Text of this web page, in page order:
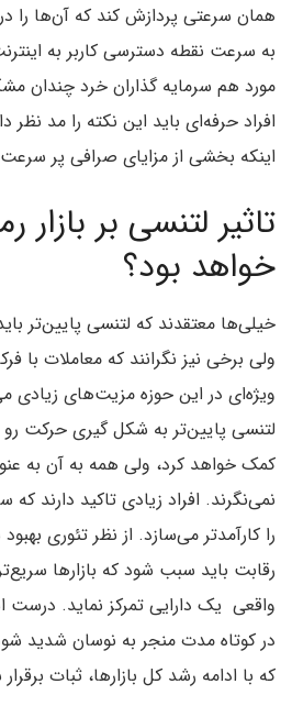
همان سرعتی پردازش کند که آن‌ها را
به سرعت نقطه دسترسی کاربر به
مورد هم سرمایه گذاران خرد چندان
افراد حرفه‌ای باید این نکته را مد نظر
اینکه بخشی از مزایای صرافی پر
تاثیر لتنسی بر بازار
خواهد بود؟
خیلی‌ها معتقدند که لتنسی پایین‌تر باید
ولی برخی نیز نگرانند که معاملات با
ویژه‌ای در این حوزه مزیت‌های زیادی
لتنسی پایین‌تر به شکل گیری حرکت رو
کمک خواهد کرد، ولی همه به آن به
نمی‌نگرند. افراد زیادی تاکید دارند
را کارآمدتر می‌سازد. از نظر تئوری
رقابت باید سبب شود که بازارها
واقعی یک دارایی تمرکز نماید. درست
در کوتاه مدت منجر به نوسان شدید
که با ادامه رشد کل بازارها، ثبات